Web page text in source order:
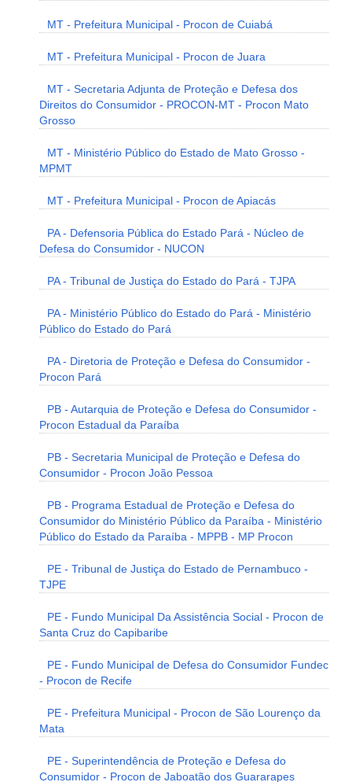
MT - Prefeitura Municipal - Procon de Cuiabá
MT - Prefeitura Municipal - Procon de Juara
MT - Secretaria Adjunta de Proteção e Defesa dos
Direitos do Consumidor - PROCON-MT - Procon Mato
Grosso
MT - Ministério Público do Estado de Mato Grosso -
MPMT
MT - Prefeitura Municipal - Procon de Apiacás
PA - Defensoria Pública do Estado Pará - Núcleo de
Defesa do Consumidor - NUCON
PA - Tribunal de Justiça do Estado do Pará - TJPA
PA - Ministério Público do Estado do Pará - Ministério
Público do Estado do Pará
PA - Diretoria de Proteção e Defesa do Consumidor -
Procon Pará
PB - Autarquia de Proteção e Defesa do Consumidor -
Procon Estadual da Paraíba
PB - Secretaria Municipal de Proteção e Defesa do
Consumidor - Procon João Pessoa
PB - Programa Estadual de Proteção e Defesa do
Consumidor do Ministério Público da Paraíba - Ministério
Público do Estado da Paraíba - MPPB - MP Procon
PE - Tribunal de Justiça do Estado de Pernambuco -
TJPE
PE - Fundo Municipal Da Assistência Social - Procon de
Santa Cruz do Capibaribe
PE - Fundo Municipal de Defesa do Consumidor Fundec
- Procon de Recife
PE - Prefeitura Municipal - Procon de São Lourenço da
Mata
PE - Superintendência de Proteção e Defesa do
Consumidor - Procon de Jaboatão dos Guararapes